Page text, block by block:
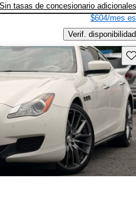
Sin tasas de concesionario adicionales
$604/mes
Verif. disponibilidad